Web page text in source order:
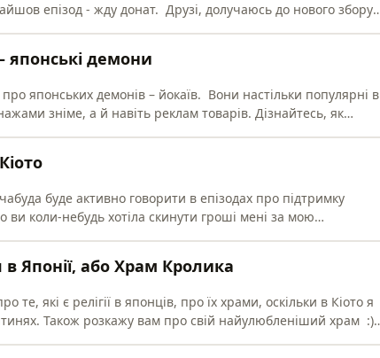
японські демони
японських демонів – йокаїв. Вони настільки популярні в
зніме, а й навіть реклам товарів. Дізнайтесь, як
буде активно говорити в епізодах про підтримку
ви коли-небудь хотіла скинути гроші мені за мою
в Японії, або Храм Кролика
те, які є релігії в японців, про їх храми, оскільки в Кіото я
Також розкажу вам про свій найулюбленіший храм :)